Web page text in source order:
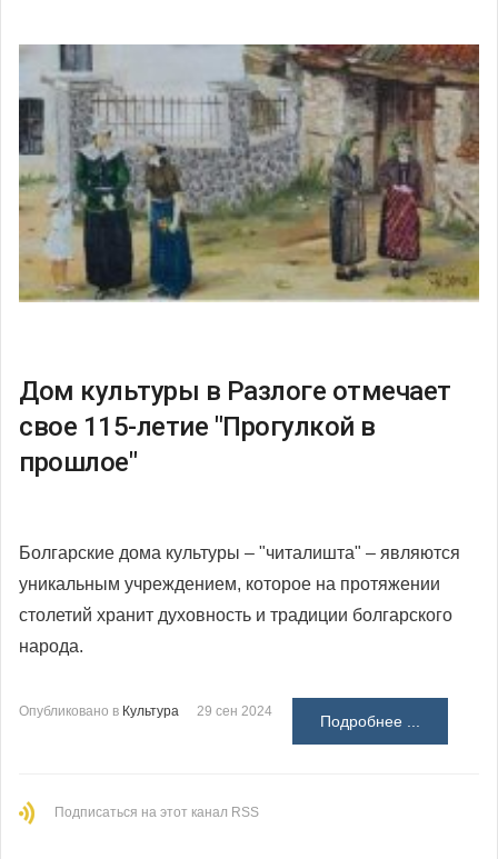
Дом культуры в Разлоге отмечает
свое 115-летие "Прогулкой в
прошлое"
Болгарские дома культуры – "читалишта" – являются
уникальным учреждением, которое на протяжении
столетий хранит духовность и традиции болгарского
народа.
Опубликовано в Культура 29 сен 2024
Подробнее ...
Подписаться на этот канал RSS